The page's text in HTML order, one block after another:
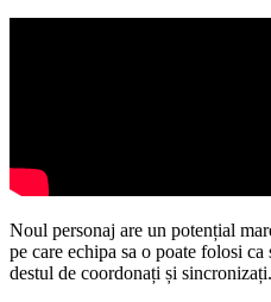
Noul personaj are un potențial
pe care echipa sa o poate folosi
destul de coordonați și sincronizați.